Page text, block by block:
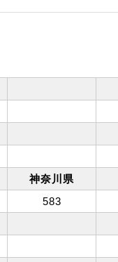
神奈川県
583